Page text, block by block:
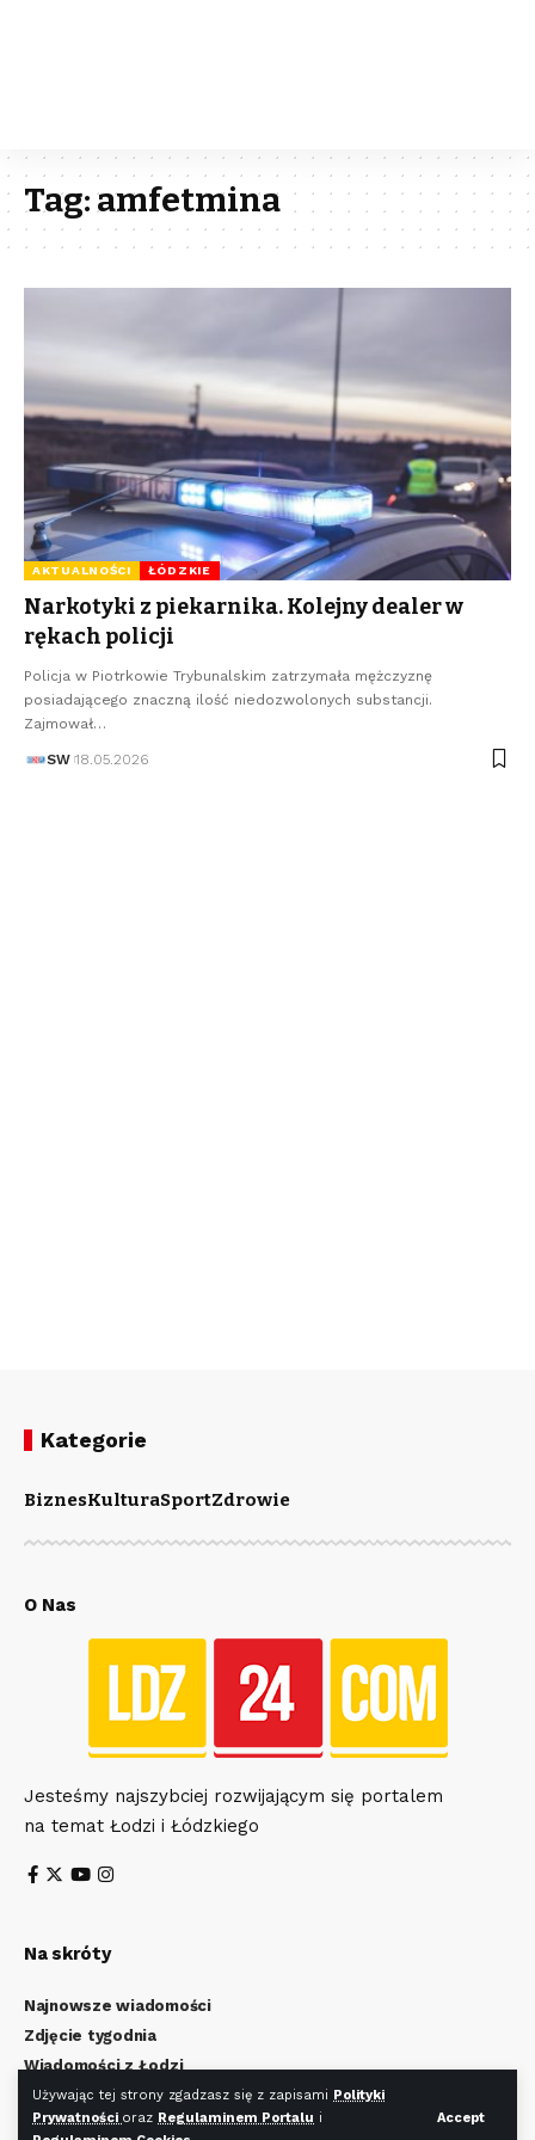
Używając tej strony zgadzasz się z zapisami Polityki
Prywatności oraz Regulaminem Portalu i
Accept
Tag:amfetmina
AKTUALNOŚCI ŁÓDZKIE
Narkotyki z piekarnika. Kolejny dealer w
rękach policji
Policja w Piotrkowie Trybunalskim zatrzymała mężczyznę
posiadającego znaczną ilość niedozwolonych substancji.
Zajmował…
SW 18.05.2026
Kategorie
BiznesKulturaSportZdrowie
O Nas
Jesteśmy najszybciej rozwijającym się portalem
na temat Łodzi i Łódzkiego
Na skróty
Najnowsze wiadomości
Zdjęcie tygodnia
Wiadomości z Łodzi
Wiadomości z Łódzkiego
Kulturalna Łódź